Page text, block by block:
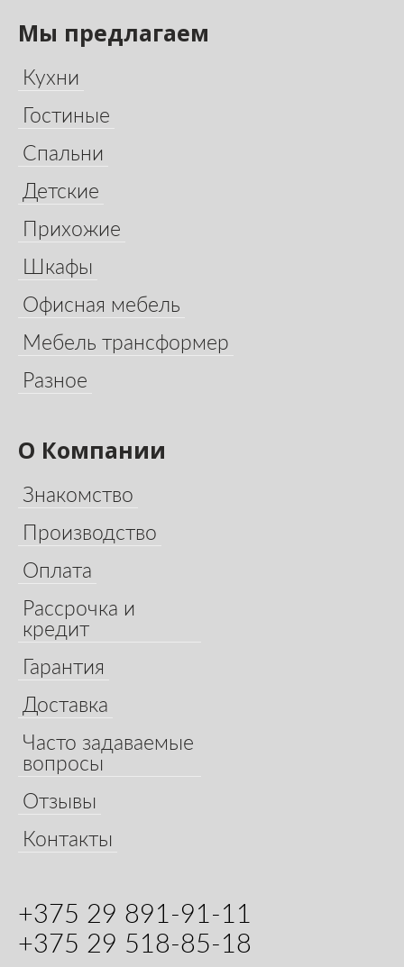
Мы предлагаем
Кухни
Гостиные
Спальни
Детские
Прихожие
Шкафы
Офисная мебель
Мебель трансформер
Разное
О Компании
Знакомство
Производство
Оплата
Рассрочка и
кредит
Гарантия
Доставка
Часто задаваемые
вопросы
Отзывы
Контакты
+375 29 891-91-11
+375 29 518-85-18